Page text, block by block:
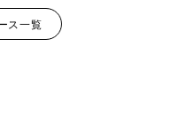
ス一覧